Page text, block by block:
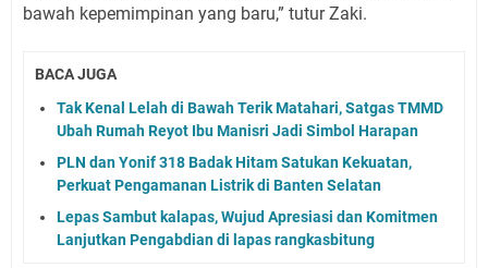
bawah kepemimpinan yang baru,” tutur Zaki.
BACA JUGA
Tak Kenal Lelah di Bawah Terik Matahari, Satgas TMMD
Ubah Rumah Reyot Ibu Manisri Jadi Simbol Harapan
PLN dan Yonif 318 Badak Hitam Satukan Kekuatan,
Perkuat Pengamanan Listrik di Banten Selatan
Lepas Sambut kalapas, Wujud Apresiasi dan Komitmen
Lanjutkan Pengabdian di lapas rangkasbitung